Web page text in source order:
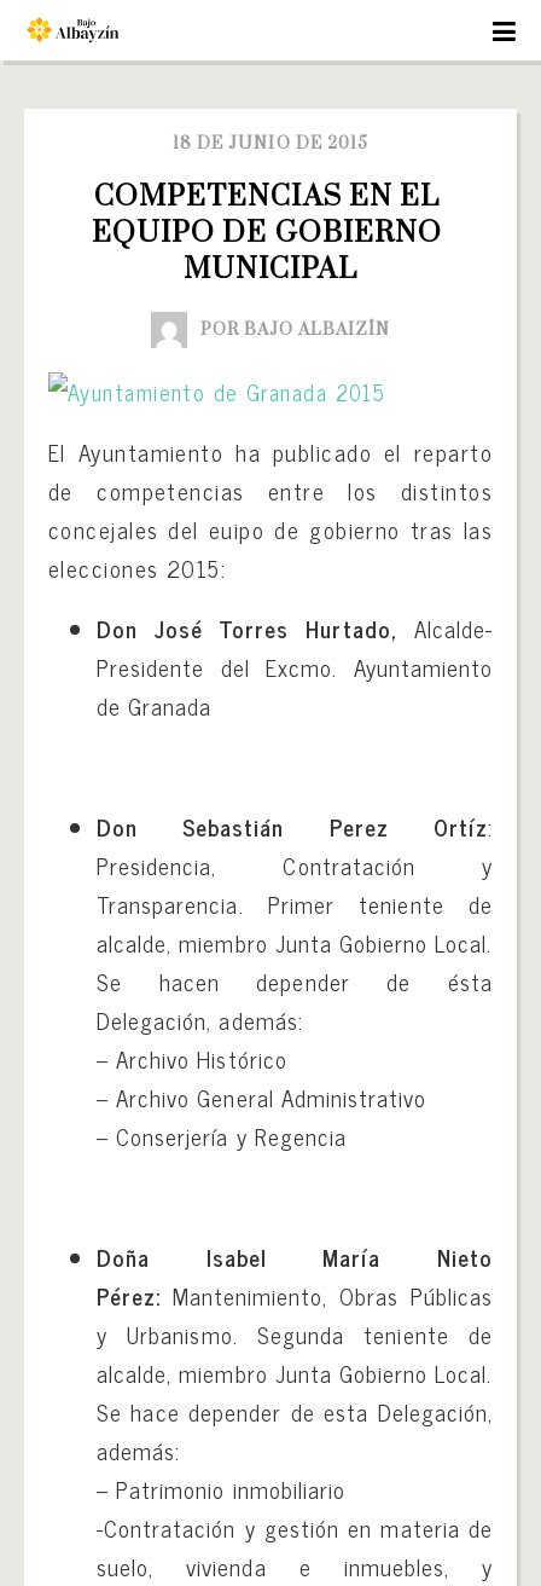
18 DE JUNIO DE 2015
COMPETENCIAS EN EL
EQUIPO DE GOBIERNO
MUNICIPAL
POR BAJO ALBAIZÍN
El Ayuntamiento ha publicado el reparto
de competencias entre los distintos
concejales del euipo de gobierno tras las
elecciones 2015:
Don José Torres Hurtado, Alcalde-
Presidente del Excmo. Ayuntamiento
de Granada
Don Sebastián Perez Ortíz:
Presidencia, Contratación y
Transparencia. Primer teniente de
alcalde, miembro Junta Gobierno Local.
Se hacen depender de ésta
Delegación, además:
– Archivo Histórico
– Archivo General Administrativo
– Conserjería y Regencia
Doña Isabel María Nieto
Pérez: Mantenimiento, Obras Públicas
y Urbanismo. Segunda teniente de
alcalde, miembro Junta Gobierno Local.
Se hace depender de esta Delegación,
además:
– Patrimonio inmobiliario
-Contratación y gestión en materia de
suelo, vivienda e inmuebles, y